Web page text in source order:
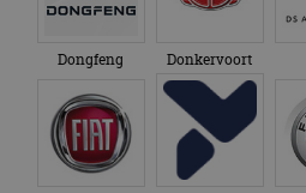
Dongfeng Donkervoort